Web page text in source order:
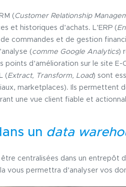
( Customer Relationship
et historiques d’achats. L’ERP (
commandes et de gestion
(comme Google Analytics)
d’amélioration sur le site E-
(Extract, Transform, Load) sont
marketplaces). Ils permettent
une vue client fiable et
un data
centralisées dans un entrepôt
vous permettra d’analyser vos